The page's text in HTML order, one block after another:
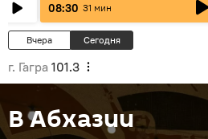
08:30 31 мин
Вчера Сегодня
г. Гагра 101.3
В Абхазии